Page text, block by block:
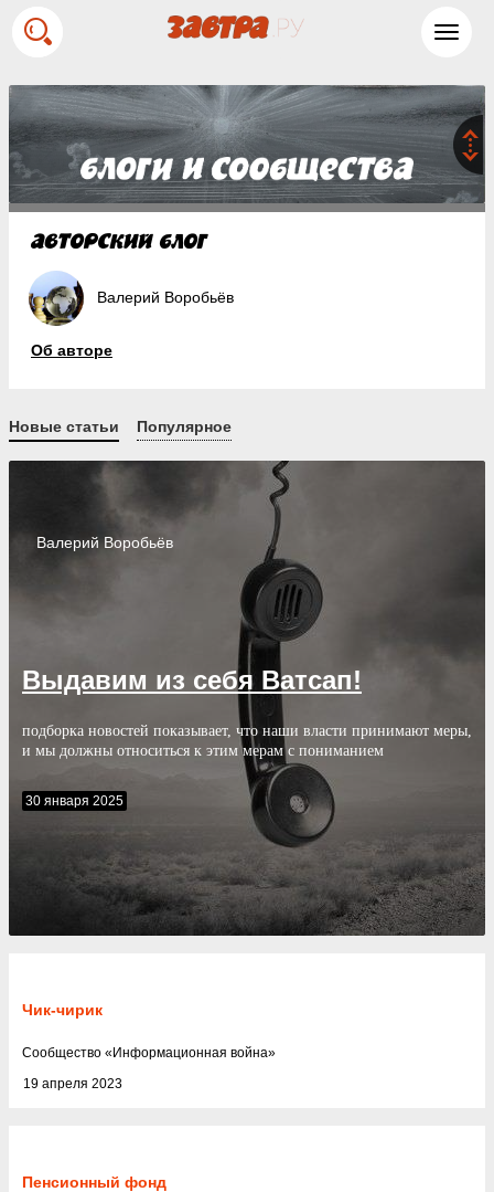
Валерий Воробьёв
Об авторе
Новые статьи Популярное
ВалерийВоробьёв
Выдавим из себя Ватсап!
подборка новостей показывает, что наши власти принимают меры,
и мы должны относиться к этим мерам с пониманием
30 января 2025
Чик-чирик
19 апреля 2023
Cообщество « Информационная война»
Пенсионный фонд